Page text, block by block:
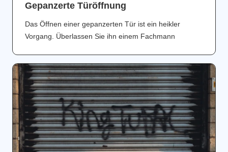
Gepanzerte Türöffnung
Das Öffnen einer gepanzerten Tür ist ein heikler
Vorgang. Überlassen Sie ihn einem Fachmann